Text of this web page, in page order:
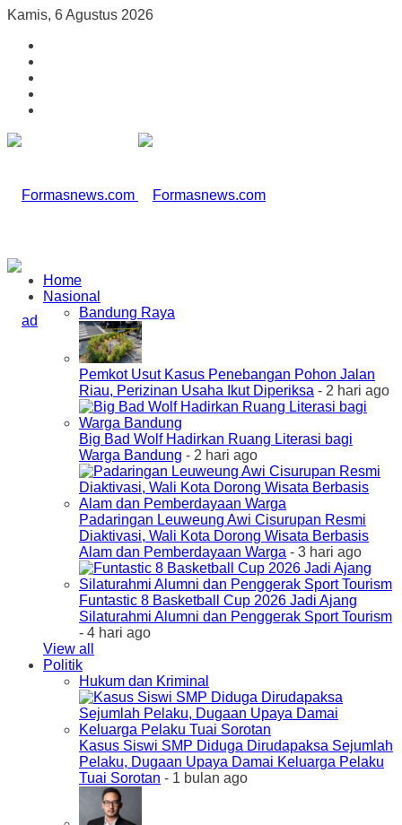
Kamis, 6 Agustus 2026
Home
Nasional
Bandung Raya
Pemkot Usut Kasus Penebangan Pohon Jalan
Riau, Perizinan Usaha Ikut Diperiksa - 2 hari ago
Big Bad Wolf Hadirkan Ruang Literasi bagi
Warga Bandung - 2 hari ago
Padaringan Leuweung Awi Cisurupan Resmi
Diaktivasi, Wali Kota Dorong Wisata Berbasis
Alam dan Pemberdayaan Warga - 3 hari ago
Funtastic 8 Basketball Cup 2026 Jadi Ajang
Silaturahmi Alumni dan Penggerak Sport Tourism
- 4 hari ago
View all
Politik
Hukum dan Kriminal
Kasus Siswi SMP Diduga Dirudapaksa Sejumlah
Pelaku, Dugaan Upaya Damai Keluarga Pelaku
Tuai Sorotan - 1 bulan ago